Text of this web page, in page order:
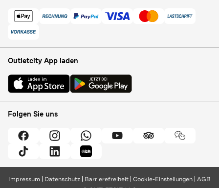
Outletcity App laden
Folgen Sie uns
Impressum Datenschutz Barrierefreiheit Cookie-Einstellungen AGB